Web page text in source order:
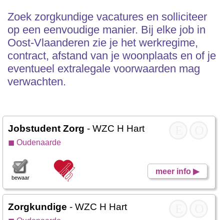
Zoek zorgkundige vacatures en solliciteer
op een eenvoudige manier. Bij elke job in
Oost-Vlaanderen zie je het werkregime,
contract, afstand van je woonplaats en of je
eventueel extralegale voorwaarden mag
verwachten.
Jobstudent Zorg - WZC H Hart
◼ Oudenaarde
meer info ▶
bewaar
Zorgkundige - WZC H Hart